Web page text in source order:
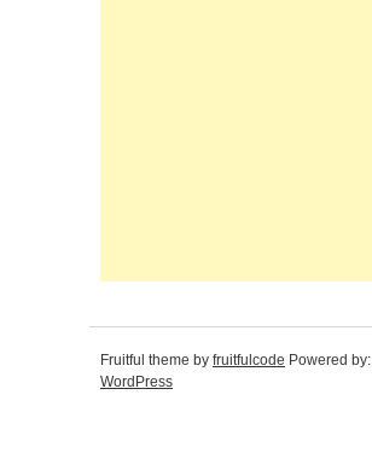
Fruitful theme by fruitfulcode Powered by:
WordPress